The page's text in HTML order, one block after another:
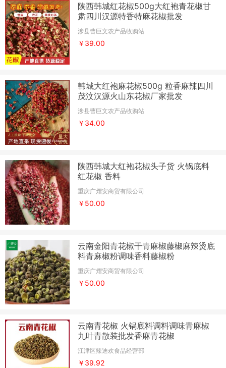
陕西韩城红花椒500g大红袍青花椒甘
肃四川汉源特香特麻花椒批发
涉县曹巨文农产品收购站
￥39.00
韩城大红袍麻花椒500g 粒香麻辣四川
茂汶汉源火山东花椒厂家批发
涉县曹巨文农产品收购站
￥34.00
陕西韩城大红袍花椒头子货 火锅底料
红花椒 香料
重庆广熠安商贸有限公司
￥50.00
云南金阳青花椒干青麻椒藤椒麻辣烫底
料青麻椒粉调味香料藤椒粉
重庆广熠安商贸有限公司
￥50.00
云南青花椒 火锅底料调料调味青麻椒
九叶青散装批发香麻青花椒
江津区辣迪欢食品经营部
￥39.92